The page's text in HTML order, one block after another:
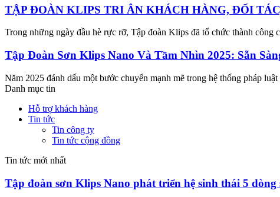
TẬP ĐOÀN KLIPS TRI ÂN KHÁCH HÀNG, ĐỐI
Trong những ngày đầu hè rực rỡ, Tập đoàn Klips đã tổ chức thành
Tập Đoàn Sơn Klips Nano Và Tầm Nhìn 2025: Sẵn
Năm 2025 đánh dấu một bước chuyển mạnh mẽ trong hệ thống pháp
Danh mục tin
Hỗ trợ khách hàng
Tin tức
Tin công ty
Tin tức cộng đồng
Tin tức mới nhất
Tập đoàn sơn Klips Nano phát triển hệ sinh thái 5